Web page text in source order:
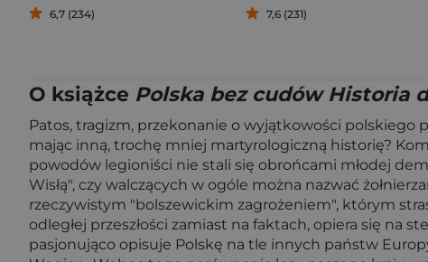
6,7 (234) 7,6 (231)
O książce Polska bez cudów Historia
Patos, tragizm, przekonanie o wyjątkowości polskiego
mając inną, trochę mniej martyrologiczną historię?
powodów legioniści nie stali się obrońcami młodej
Wisłą", czy walczących w ogóle można nazwać
rzeczywistym "bolszewickim zagrożeniem", którym
odległej przeszłości zamiast na faktach, opiera się na
pasjonująco opisuje Polskę na tle innych państw